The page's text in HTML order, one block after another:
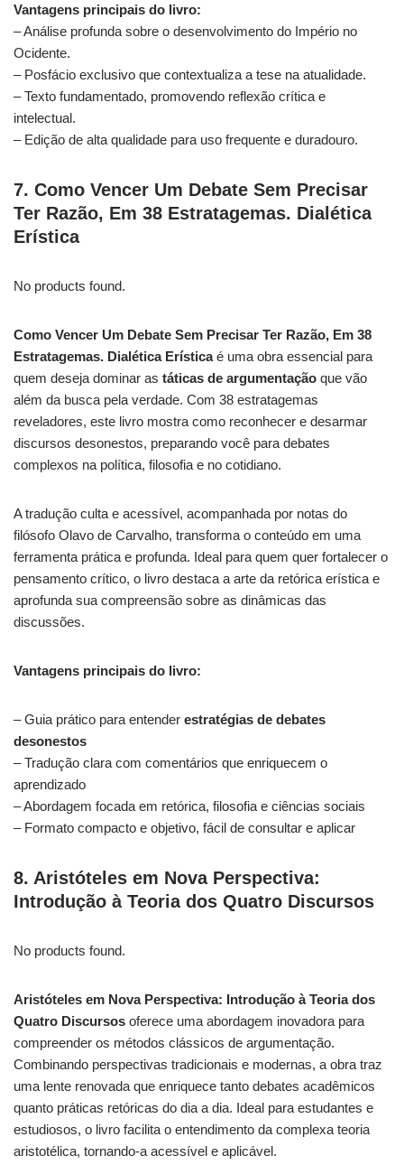
Vantagens principais do livro:
– Análise profunda sobre o desenvolvimento do Império no
Ocidente.
– Posfácio exclusivo que contextualiza a tese na atualidade.
– Texto fundamentado, promovendo reflexão crítica e
intelectual.
– Edição de alta qualidade para uso frequente e duradouro.
7. Como Vencer Um Debate Sem Precisar
Ter Razão, Em 38 Estratagemas. Dialética
Erística
No products found.
Como Vencer Um Debate Sem Precisar Ter Razão, Em 38
Estratagemas. Dialética Erísticaé uma obra essencial para
quem deseja dominar as táticas de argumentação que vão
além da busca pela verdade. Com 38 estratagemas
reveladores, este livro mostra como reconhecer e desarmar
discursos desonestos, preparando você para debates
complexos na política, filosofia e no cotidiano.
A tradução culta e acessível, acompanhada por notas do
filósofo Olavo de Carvalho, transforma o conteúdo em uma
ferramenta prática e profunda. Ideal para quem quer fortalecer o
pensamento crítico, o livro destaca a arte da retórica erística e
aprofunda sua compreensão sobre as dinâmicas das
discussões.
Vantagens principais do livro:
– Guia prático para entender estratégias de debates
desonestos
– Tradução clara com comentários que enriquecem o
aprendizado
– Abordagem focada em retórica, filosofia e ciências sociais
– Formato compacto e objetivo, fácil de consultar e aplicar
8. Aristóteles em Nova Perspectiva:
Introdução à Teoria dos Quatro Discursos
No products found.
Aristóteles em Nova Perspectiva: Introdução à Teoria dos
Quatro Discursos oferece uma abordagem inovadora para
compreender os métodos clássicos de argumentação.
Combinando perspectivas tradicionais e modernas, a obra traz
uma lente renovada que enriquece tanto debates acadêmicos
quanto práticas retóricas do dia a dia. Ideal para estudantes e
estudiosos, o livro facilita o entendimento da complexa teoria
aristotélica, tornando-a acessível e aplicável.